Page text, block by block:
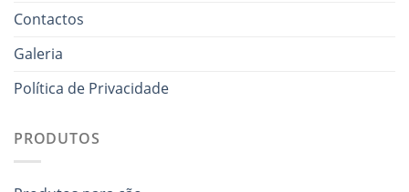
Contactos
Galeria
Política de Privacidade
PRODUTOS